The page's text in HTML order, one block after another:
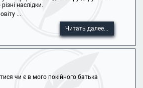
наслідки.
...
Читать далее...
чи є в мого покійного батька